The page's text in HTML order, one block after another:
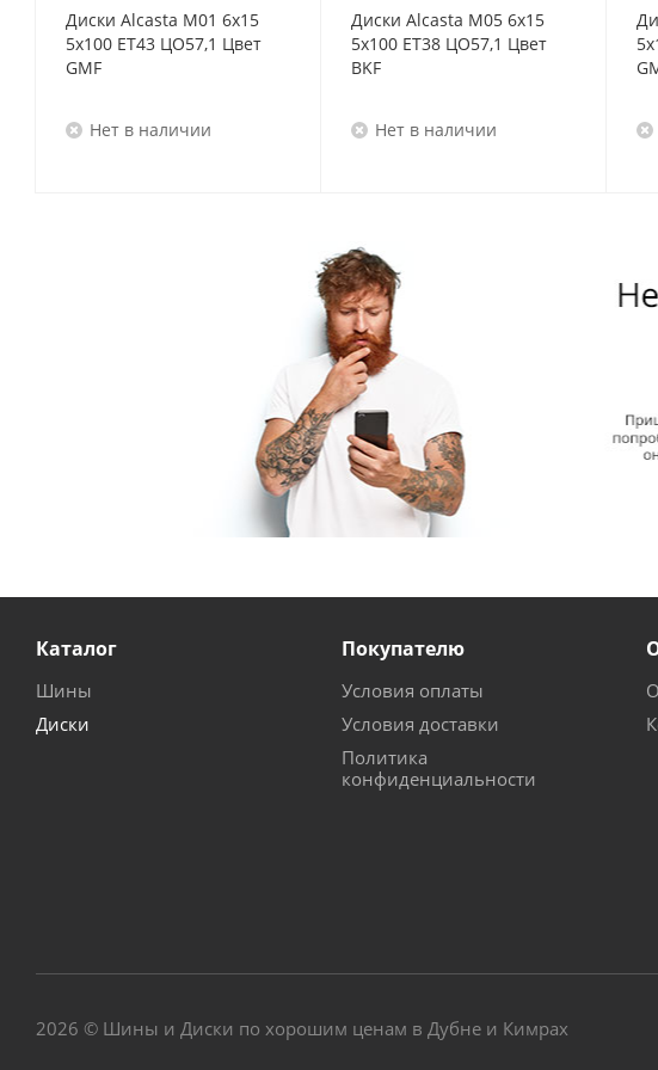
Диски Alcasta M01 6x15
5x100 ET43 ЦО57,1 Цвет
GMF
Нет в наличии
Диски Alcasta M05 6x15
5x100 ET38 ЦО57,1 Цвет
BKF
Нет в наличии
Каталог
Шины
Диски
Покупателю
Условия оплаты
Условия доставки
Политика
конфиденциальности
2026 © Шины и Диски по хорошим ценам в Дубне и Кимрах